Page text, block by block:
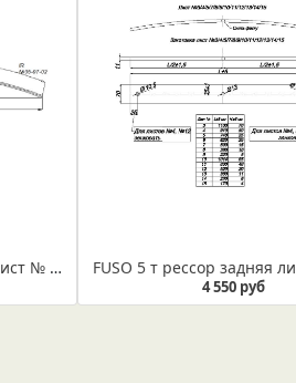
FUSO 5 рессора передняя лист № 2 (Арт. IR 05-07-02)
4 550 руб